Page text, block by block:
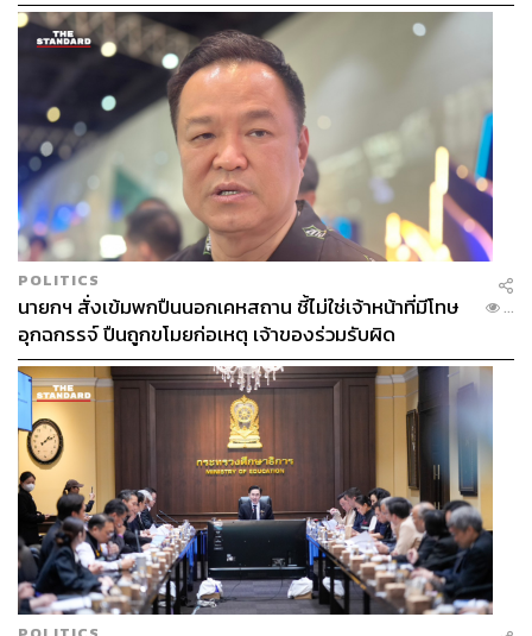
POLITICS
นายกฯ สั่งเข้มพกปืนนอกเคหสถาน ชี้ไม่ใช่เจ้าหน้าที่มีโทษ
อุกฉกรรจ์ ปืนถูกขโมยก่อเหตุ เจ้าของร่วมรับผิด
...